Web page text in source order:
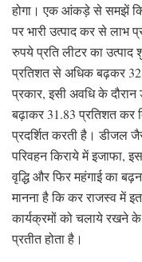
होगा। एक आंकड़े से समझें कि
पर भारी उत्पाद कर से लाभ
रुपये प्रति लीटर का
प्रतिशत से अधिक बढ़कर
प्रकार, इसी अवधि के
बढ़ाकर 31.83 प्रतिशत कर
प्रदर्शित करती है। डीजल
परिवहन किराये में इजाफा,
वृद्धि और फिर महंगाई का
मानना है कि कर राजस्व में
कार्यक्रमों को चलाये रखने
प्रतीत होता है।